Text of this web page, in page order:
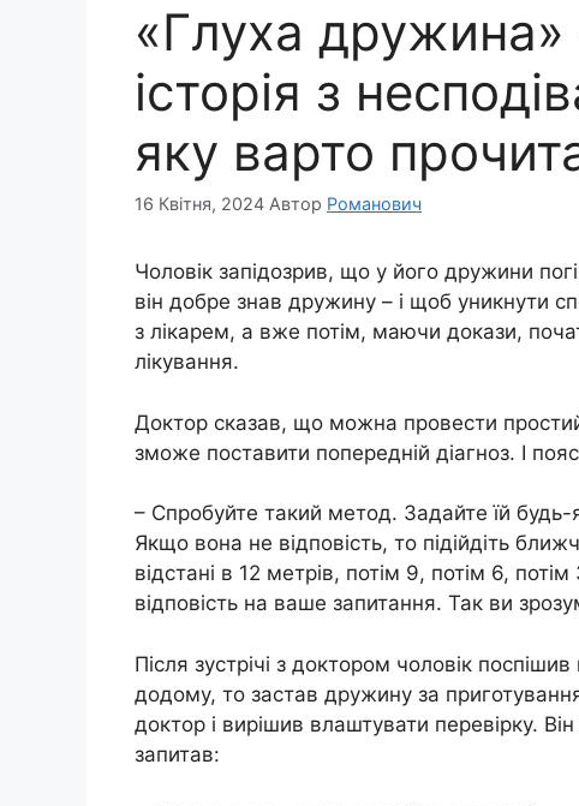
«Глуха дружина»
історія з
яку варто
16 Квітня, 2024 Автор Романович
Чоловік запідозрив, що у його дружини
він добре знав дружину – і щоб уникнути
з лікарем, а вже потім, маючи докази,
лікування.
Доктор сказав, що можна провести
зможе поставити попередній діагноз. І
– Спробуйте такий метод. Задайте їй будь-
Якщо вона не відповість, то підійдіть
відстані в 12 метрів, потім 9, потім 6,
відповість на ваше запитання. Так ви
Після зустрічі з доктором чоловік
додому, то застав дружину за
доктор і вирішив влаштувати перевірку.
запитав: